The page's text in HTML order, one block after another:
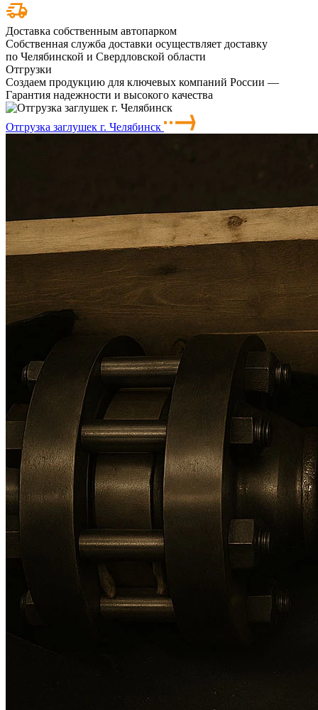
Доставка собственным автопарком
Собственная служба доставки осуществляет доставку
по Челябинской и Свердловской области
Отгрузки
Создаем продукцию для ключевых компаний России —
Гарантия надежности и высокого качества
Отгрузка заглушек г. Челябинск